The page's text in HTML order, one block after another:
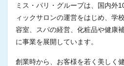
ミス・パリ・グループは、国内外
ィックサロンの運営をはじめ、学
容室、スパの経営、化粧品や健康
に事業を展開しています。
創業時から、お客様を若く美しく